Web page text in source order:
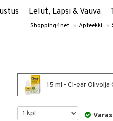
Lelut, Lapsi & Vauva
Shopping4net » Apteekki »
15 ml - Cl-ear